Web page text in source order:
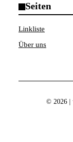
Seiten
Linkliste
Über uns
© 2026 |